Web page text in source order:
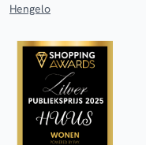
Hengelo